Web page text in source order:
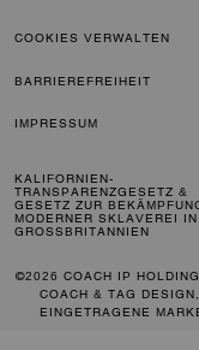
COOKIES VERWALTEN
BARRIEREFREIHEIT
IMPRESSUM
KALIFORNIEN-
TRANSPARENZGESETZ &
GESETZ ZUR
MODERNER SKLAVEREI IN
GROSSBRITANNIEN
©2026 COACH IP
COACH & TAG
EINGETRAGENE